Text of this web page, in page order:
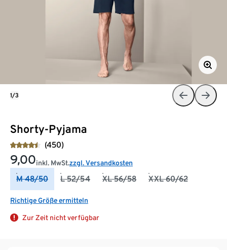
Shorty-Pyjama
(450)
9,00inkl. MwSt.zzgl. Versandkosten
M 48/50 L 52/54 XL 56/58 XXL 60/62
Richtige Größe ermitteln
Zur Zeit nicht verfügbar
1/3